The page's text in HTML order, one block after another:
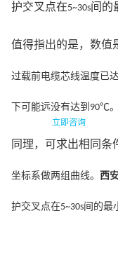
护交叉点在5~30s间的
值得指出的是， 数值
过载前电缆芯线温度已
下可能远没有达到 90℃。
同理，可求出相同条
坐标系做两组曲线。 西
护交叉点在5~30s间的最
请问有什么可以帮到
立即咨询